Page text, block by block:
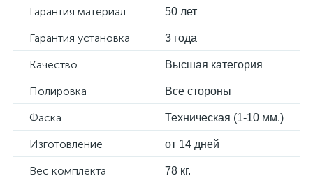
Гарантия материал 50 лет
Гарантия установка 3 года
Качество Высшая категория
Полировка Все стороны
Фаска Техническая (1-10 мм.)
Изготовление от 14 дней
Вес комплекта 78 кг.